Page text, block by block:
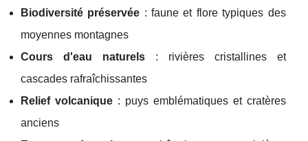
Biodiversité préservée : faune et flore typiques des
moyennes montagnes
Cours d'eau naturels: rivières cristallines et
cascades rafraîchissantes
Relief volcanique: puys emblématiques et cratères
anciens